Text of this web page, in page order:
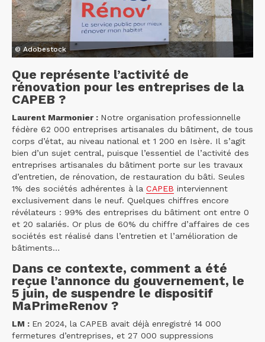
© Adobestock
Que représente l’activité de
rénovation pour les entreprises de la
CAPEB ?
Laurent Marmonier : Notre organisation professionnelle
fédère 62 000 entreprises artisanales du bâtiment, de tous
corps d’état, au niveau national et 1 200 en Isère. Il s’agit
bien d’un sujet central, puisque l’essentiel de l’activité des
entreprises artisanales du bâtiment porte sur les travaux
d’entretien, de rénovation, de restauration du bâti. Seules
1% des sociétés adhérentes à la CAPEB interviennent
exclusivement dans le neuf. Quelques chiffres encore
révélateurs : 99% des entreprises du bâtiment ont entre 0
et 20 salariés. Or plus de 60% du chiffre d’affaires de ces
sociétés est réalisé dans l’entretien et l’amélioration de
bâtiments…
Dans ce contexte, comment a été
reçue l’annonce du gouvernement, le
5 juin, de suspendre le dispositif
MaPrimeRenov ?
LM : En 2024, la CAPEB avait déjà enregistré 14 000
fermetures d’entreprises, et 27 000 suppressions